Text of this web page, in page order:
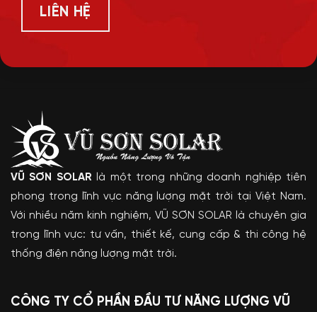
LIÊN HỆ
VŨ SƠN SOLAR là một trong những doanh nghiệp tiên
phong trong lĩnh vực năng lượng mặt trời tại Việt Nam.
Với nhiều năm kinh nghiệm, VŨ SƠN SOLAR là chuyên gia
trong lĩnh vực: tư vấn, thiết kế, cung cấp & thi công hệ
thống điện năng lượng mặt trời.
CÔNG TY CỔ PHẦN ĐẦU TƯ NĂNG LƯỢNG VŨ